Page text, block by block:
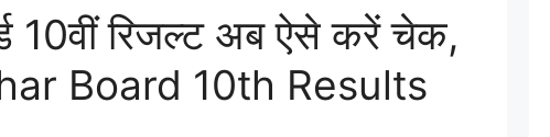
10वीं रिजल्ट अब ऐसे करें चेक,
Board 10th Results